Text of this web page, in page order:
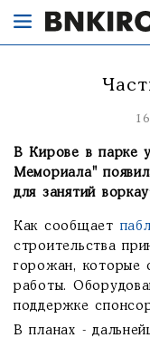
В Кирове в парке
Мемориала"
для занятий
Как сообщает
строительства
горожан, которые
работы.
поддержке
В планах -